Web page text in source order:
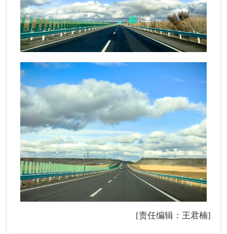
[责任编辑：王君楠]